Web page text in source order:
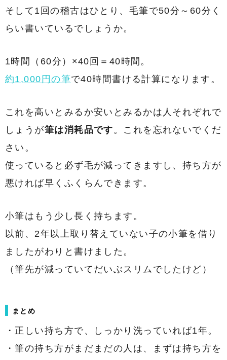
そして1回の稽古はひとり、毛筆で50分～60分く
らい書いているでしょうか。
1時間（60分）×40回＝40時間。
約1,000円の筆で40時間書ける計算になります。
これを高いとみるか安いとみるかは人それぞれで
しょうが筆は消耗品です 。これを忘れないでくだ
さい。
使っていると必ず毛が減ってきますし、持ち方が
悪ければ早くふくらんできます。
小筆はもう少し長く持ちます。
以前、2年以上取り替えていない子の小筆を借り
ましたがわりと書けました。
（筆先が減っていてだいぶスリムでしたけど）
まとめ
・正しい持ち方で、しっかり洗っていれば1年。
・筆の持ち方がまだまだの人は、まずは持ち方を